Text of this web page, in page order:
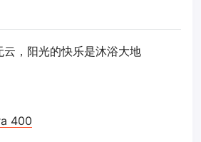
，阳光的快乐是沐浴大地
400